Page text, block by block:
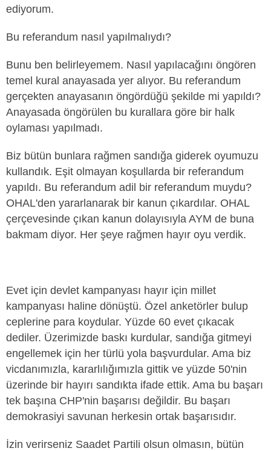
ediyorum.
Bu referandum nasıl yapılmalıydı?
Bunu ben belirleyemem. Nasıl yapılacağını öngören
temel kural anayasada yer alıyor. Bu referandum
gerçekten anayasanın öngördüğü şekilde mi yapıldı?
Anayasada öngörülen bu kurallara göre bir halk
oylaması yapılmadı.
Biz bütün bunlara rağmen sandığa giderek oyumuzu
kullandık. Eşit olmayan koşullarda bir referandum
yapıldı. Bu referandum adil bir referandum muydu?
OHAL'den yararlanarak bir kanun çıkardılar. OHAL
çerçevesinde çıkan kanun dolayısıyla AYM de buna
bakmam diyor. Her şeye rağmen hayır oyu verdik.
Evet için devlet kampanyası hayır için millet
kampanyası haline dönüştü. Özel anketörler bulup
ceplerine para koydular. Yüzde 60 evet çıkacak
dediler. Üzerimizde baskı kurdular, sandığa gitmeyi
engellemek için her türlü yola başvurdular. Ama biz
vicdanımızla, kararlılığımızla gittik ve yüzde 50'nin
üzerinde bir hayırı sandıkta ifade ettik. Ama bu başarı
tek başına CHP'nin başarısı değildir. Bu başarı
demokrasiyi savunan herkesin ortak başarısıdır.
İzin verirseniz Saadet Partili olsun olmasın, bütün